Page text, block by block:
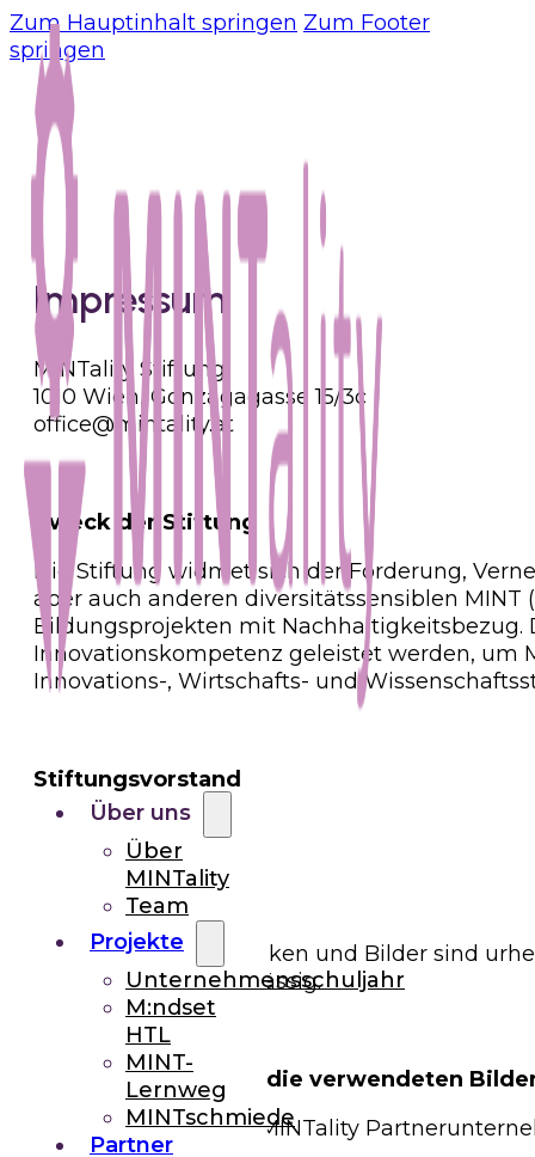
Zum Hauptinhalt springen Zum Footer
springen
Über uns
Über
MINTality
Team
Projekte
Unternehmensschuljahr
M:ndset
HTL
MINT-
Lernweg
MINTschmiede
Partner
Impressum
MINTality Stiftung
1010 Wien, Gonzagagasse 15/3c
office@mintality.at
weck der Stiftung
Die Stiftung widmet sich der Förderung,
aber auch anderen diversitätssensiblen
Bildungsprojekten mit Nachhaltigkeitsbezug.
Innovationskompetenz geleistet werden, um
Innovations-, Wirtschafts- und
Stiftungsvorstand
Therese Niss
Severin Broucek
Copyright
Sämtliche Texte, Grafiken und Bilder sind
der Eigentümerin zulässig.
Quellenangaben für die verwendeten
Adobe Stock, Canva, MINTality